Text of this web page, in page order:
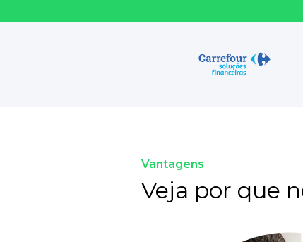
Vantagens
Veja por que